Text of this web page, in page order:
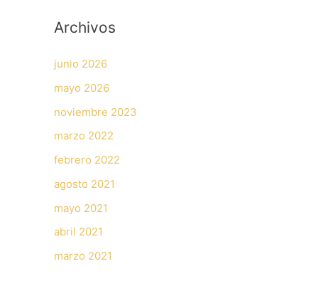
Archivos
junio 2026
mayo 2026
noviembre 2023
marzo 2022
febrero 2022
agosto 2021
mayo 2021
abril 2021
marzo 2021